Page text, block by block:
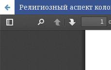
Религиозный аспект